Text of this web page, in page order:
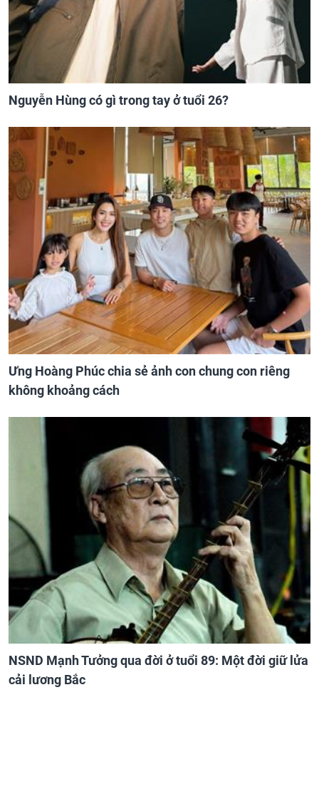
Nguyễn Hùng có gì trong tay ở tuổi 26?
Ưng Hoàng Phúc chia sẻ ảnh con chung con riêng
không khoảng cách
NSND Mạnh Tưởng qua đời ở tuổi 89: Một đời giữ lửa
cải lương Bắc